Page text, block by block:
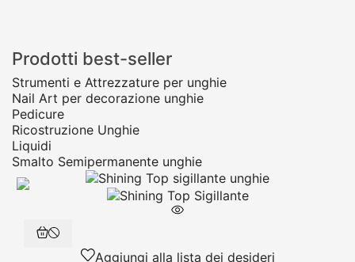
Prodotti best-seller
Strumenti e Attrezzature per unghie
Nail Art per decorazione unghie
Pedicure
Ricostruzione Unghie
Liquidi
Smalto Semipermanente unghie
Aggiungi alla lista dei desideri